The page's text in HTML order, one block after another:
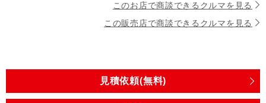
このお店で商談できるクルマを見る
この販売店で商談できるクルマを見る
見積依頼(無料)